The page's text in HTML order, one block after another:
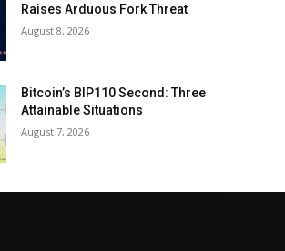
Raises Arduous Fork Threat
August 8, 2026
Bitcoin’s BIP110 Second: Three
Attainable Situations
August 7, 2026